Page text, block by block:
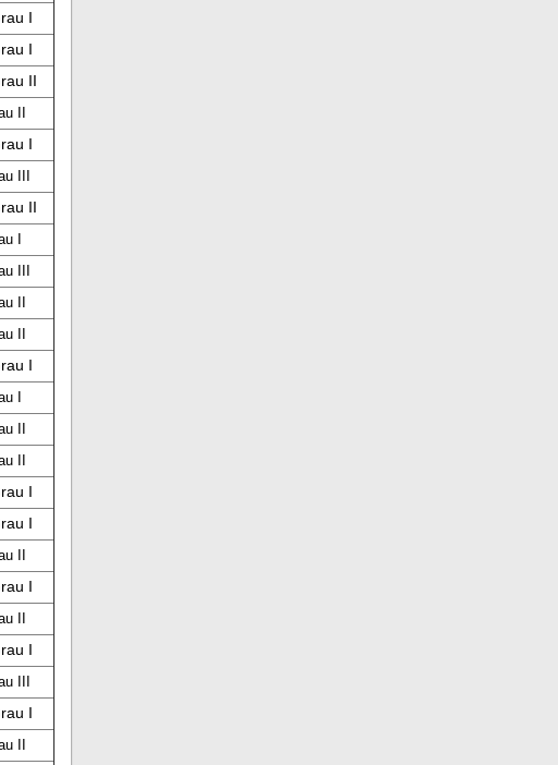
I
I
II
II
I
III
II
I
III
II
II
I
I
II
II
I
I
II
I
II
I
III
I
II